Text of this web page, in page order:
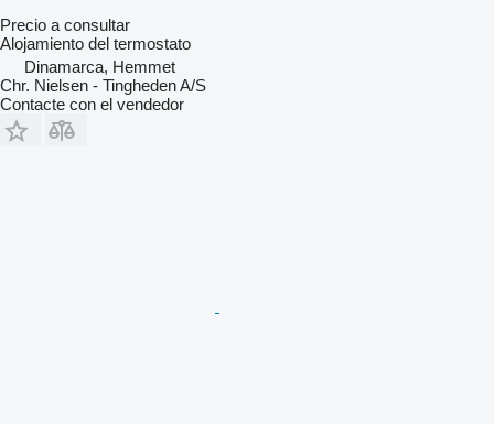
Precio a consultar
Alojamiento del termostato
Dinamarca, Hemmet
Chr. Nielsen - Tingheden A/S
Contacte con el vendedor